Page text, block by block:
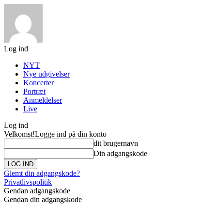
Log ind
NYT
Nye udgivelser
Koncerter
Portræt
Anmeldelser
Live
Log ind
Velkomst!Logge ind på din konto
dit brugernavn
Din adgangskode
Glemt din adgangskode?
Privatlivspolitik
Gendan adgangskode
Gendan din adgangskode